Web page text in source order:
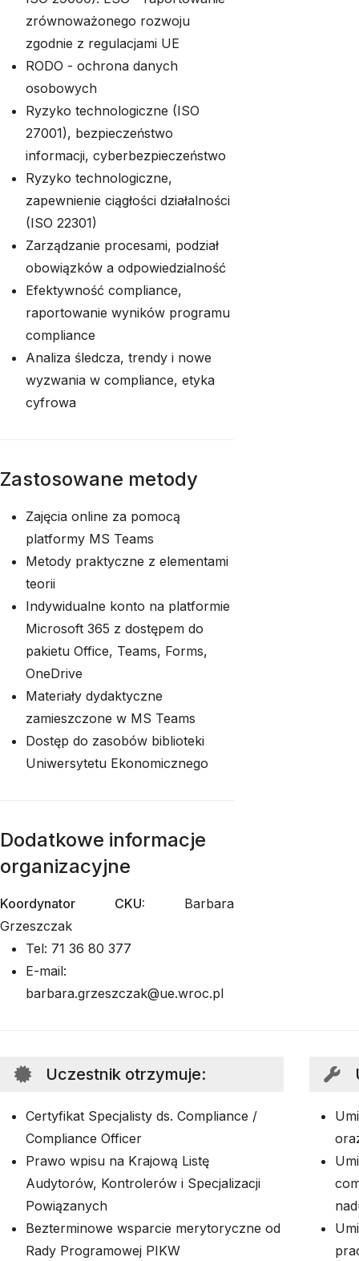
zrównoważonego rozwoju
zgodnie z regulacjami UE
RODO - ochrona danych
osobowych
Ryzyko technologiczne (ISO
27001), bezpieczeństwo
informacji, cyberbezpieczeństwo
Ryzyko technologiczne,
zapewnienie ciągłości działalności
(ISO 22301)
Zarządzanie procesami, podział
obowiązków a odpowiedzialność
Efektywność compliance,
raportowanie wyników programu
compliance
Analiza śledcza, trendy i nowe
wyzwania w compliance, etyka
cyfrowa
Zastosowane metody
Zajęcia online za pomocą
platformy MS Teams
Metody praktyczne z elementami
teorii
Indywidualne konto na platformie
Microsoft 365 z dostępem do
pakietu Office, Teams, Forms,
OneDrive
Materiały dydaktyczne
zamieszczone w MS Teams
Dostęp do zasobów biblioteki
Uniwersytetu Ekonomicznego
Dodatkowe informacje
organizacyjne
Koordynator CKU: Barbara
Grzeszczak
Tel: 71 36 80 377
E-mail:
barbara.grzeszczak@ue.wroc.pl
Uczestnik otrzymuje:
Certyfikat Specjalisty ds. Compliance /
Compliance Officer
Prawo wpisu na Krajową Listę
Audytorów, Kontrolerów i Specjalizacji
Powiązanych
Bezterminowe wsparcie merytoryczne od
Rady Programowej PIKW